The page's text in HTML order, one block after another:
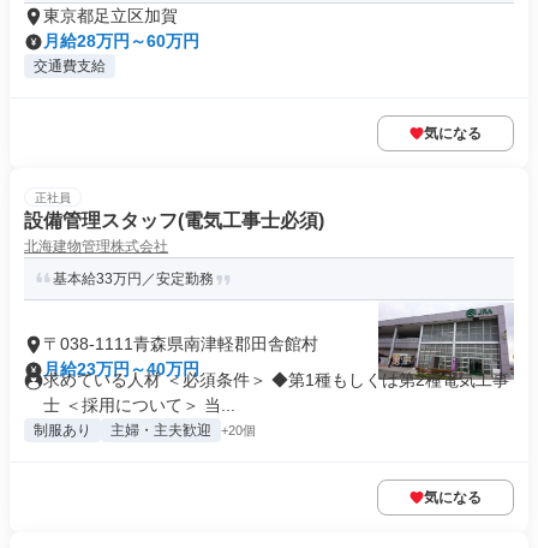
東京都足立区加賀
月給28万円～60万円
交通費支給
気になる
正社員
設備管理スタッフ(電気工事士必須)
北海建物管理株式会社
基本給33万円／安定勤務
〒038-1111青森県南津軽郡田舎館村
月給23万円～40万円
求めている人材 ＜必須条件＞ ◆第1種もしくは第2種電気工事
士 ＜採用について＞ 当...
制服あり 主婦・主夫歓迎 +20個
気になる